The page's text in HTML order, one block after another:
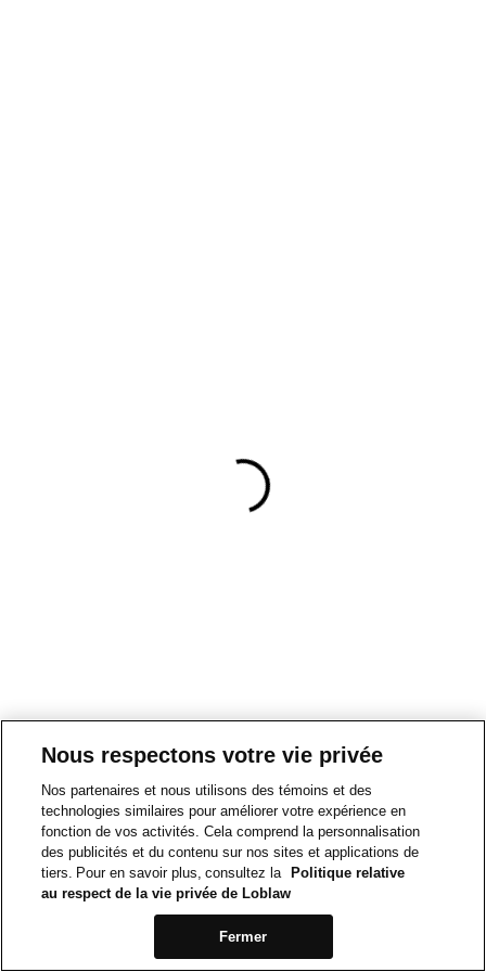
Nous respectons votre vie privée
Nos partenaires et nous utilisons des témoins et des
technologies similaires pour améliorer votre expérience en
fonction de vos activités. Cela comprend la personnalisation
des publicités et du contenu sur nos sites et applications de
tiers. Pour en savoir plus, consultez la
Politique relative
au respect de la vie privée de Loblaw
Fermer